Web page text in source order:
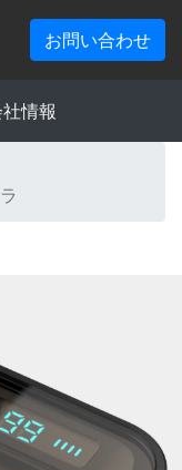
お問い合わせ
情報